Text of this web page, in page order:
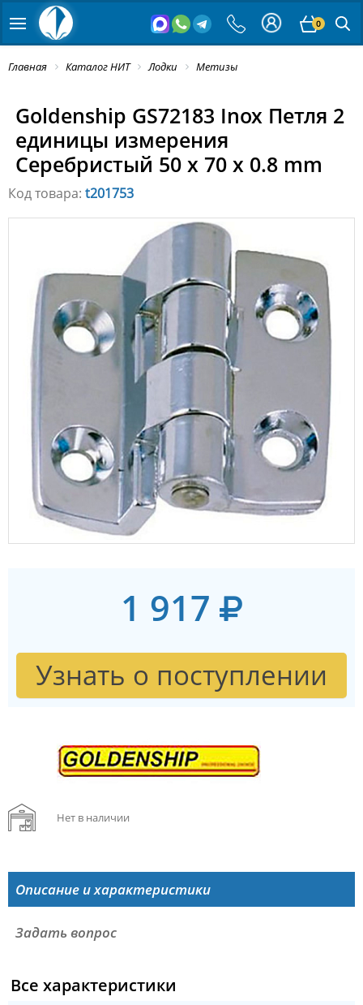
0
Главная Каталог НИТ Лодки Метизы
Goldenship GS72183 Inox Петля 2
единицы измерения
Серебристый 50 x 70 x 0.8 mm
Код товара: t201753
1 917
Узнать о поступлении
Нет в наличии
Описание и характеристики
Задать вопрос
Все характеристики